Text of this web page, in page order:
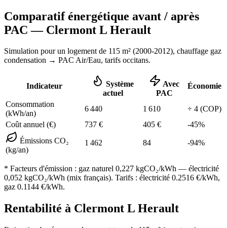
Comparatif énergétique avant / après
PAC — Clermont L Herault
Simulation pour un logement de 115 m² (2000-2012), chauffage gaz
condensation → PAC Air/Eau, tarifs occitans.
Indicateur
Système
actuel
Avec
PAC
Économie
Consommation
(kWh/an)
6 440 1 610 ÷ 4 (COP)
Coût annuel (€)
737 € 405 € -45%
Émissions CO₂
(kg/an)
1 462 84 -94%
* Facteurs d'émission : gaz naturel 0,227 kgCO₂/kWh — électricité
0,052 kgCO₂/kWh (mix français). Tarifs : électricité 0.2516 €/kWh,
gaz 0.1144 €/kWh.
Rentabilité à Clermont L Herault